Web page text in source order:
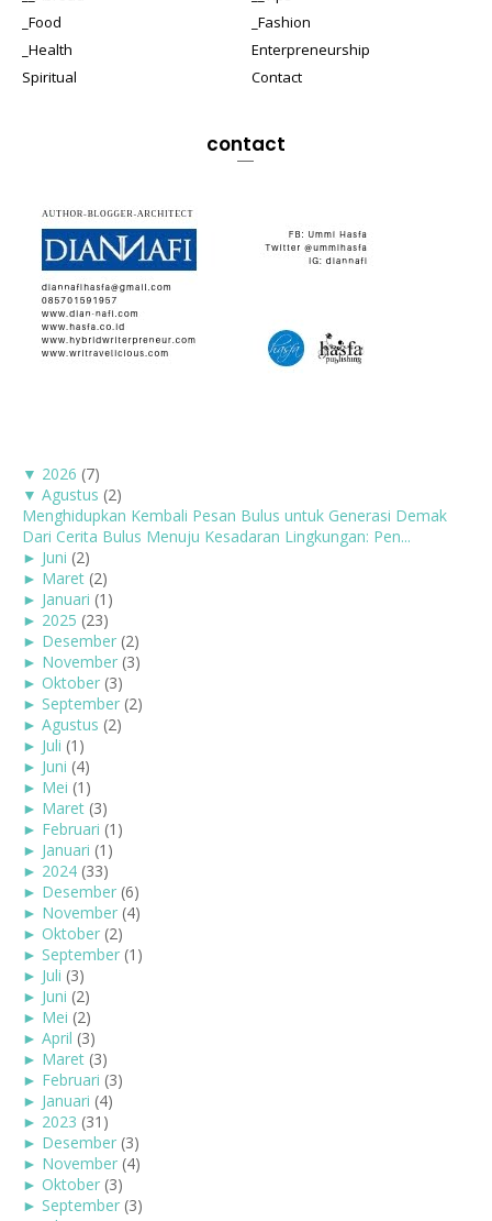
_Food
_Fashion
_Health
Enterpreneurship
Spiritual
Contact
contact
▼ 2026 (7)
▼ Agustus (2)
Menghidupkan Kembali Pesan Bulus untuk Generasi Demak
Dari Cerita Bulus Menuju Kesadaran Lingkungan: Pen...
► Juni (2)
► Maret (2)
► Januari (1)
► 2025 (23)
► Desember (2)
► November (3)
► Oktober (3)
► September (2)
► Agustus (2)
► Juli (1)
► Juni (4)
► Mei (1)
► Maret (3)
► Februari (1)
► Januari (1)
► 2024 (33)
► Desember (6)
► November (4)
► Oktober (2)
► September (1)
► Juli (3)
► Juni (2)
► Mei (2)
► April (3)
► Maret (3)
► Februari (3)
► Januari (4)
► 2023 (31)
► Desember (3)
► November (4)
► Oktober (3)
► September (3)